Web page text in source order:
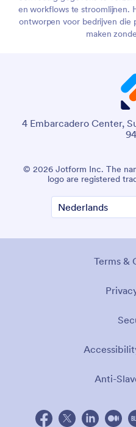
en workflows te stroomlijnen.
ontworpen voor bedrijven die
maken
4 Embarcadero Center,
© 2026 Jotform Inc. The
logo are registered
Terms &
Anti-